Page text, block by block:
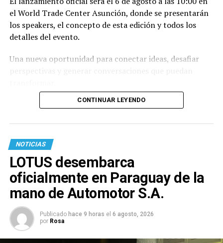
el World Trade Center Asunción, donde se presentarán
los speakers, el concepto de esta edición y todos los
detalles del evento.
Una nueva oportunidad para conectar ideas, desafiar
CONTINUAR LEYENDO
NOTICIAS
LOTUS desembarca
oficialmente en Paraguay de la
mano de Automotor S.A.
Publicado hace 9 horas el 6 agosto, 2026
por Rosa